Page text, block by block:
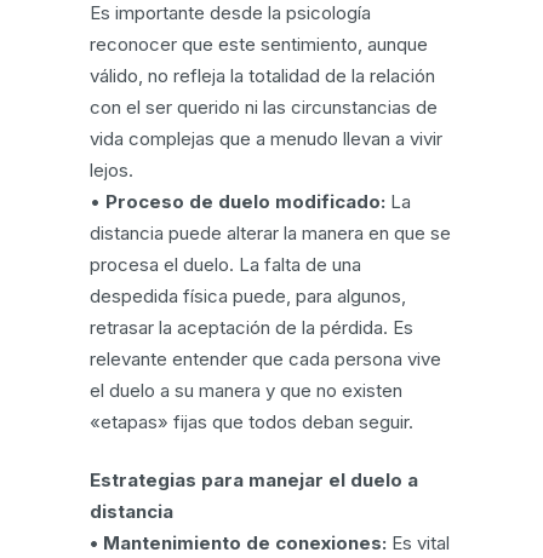
Es importante desde la psicología
reconocer que este sentimiento, aunque
válido, no refleja la totalidad de la relación
con el ser querido ni las circunstancias de
vida complejas que a menudo llevan a vivir
lejos.
• Proceso de duelo modificado: La
distancia puede alterar la manera en que se
procesa el duelo. La falta de una
despedida física puede, para algunos,
retrasar la aceptación de la pérdida. Es
relevante entender que cada persona vive
el duelo a su manera y que no existen
«etapas» fijas que todos deban seguir.
Estrategias para manejar el duelo a
distancia
• Mantenimiento de conexiones: Es vital